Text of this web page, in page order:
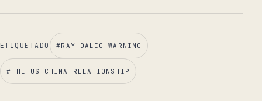
ETIQUETADO #RAY DALIO WARNING
#THE US CHINA RELATIONSHIP